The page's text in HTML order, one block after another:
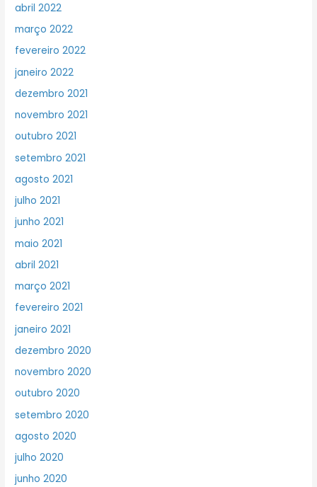
abril 2022
março 2022
fevereiro 2022
janeiro 2022
dezembro 2021
novembro 2021
outubro 2021
setembro 2021
agosto 2021
julho 2021
junho 2021
maio 2021
abril 2021
março 2021
fevereiro 2021
janeiro 2021
dezembro 2020
novembro 2020
outubro 2020
setembro 2020
agosto 2020
julho 2020
junho 2020